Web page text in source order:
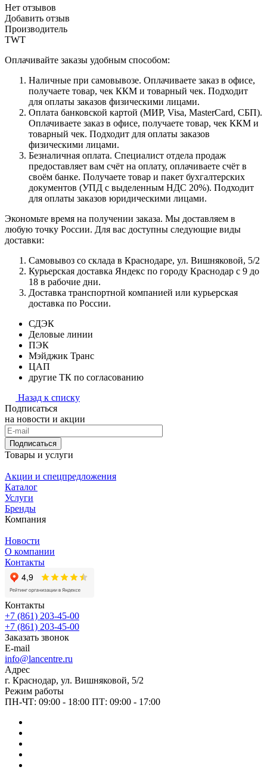
Нет отзывов
Добавить отзыв
Производитель
TWT
Оплачивайте заказы удобным способом:
Наличные при самовывозе. Оплачиваете заказ в офисе,
получаете товар, чек ККМ и товарный чек. Подходит
для оплаты заказов физическими лицами.
Оплата банковской картой (МИР, Visa, MasterCard, СБП).
Оплачиваете заказ в офисе, получаете товар, чек ККМ и
товарный чек. Подходит для оплаты заказов
физическими лицами.
Безналичная оплата. Специалист отдела продаж
предоставляет вам счёт на оплату, оплачиваете счёт в
своём банке. Получаете товар и пакет бухгалтерских
документов (УПД с выделенным НДС 20%). Подходит
для оплаты заказов юридическими лицами.
Экономьте время на получении заказа. Мы доставляем в
любую точку России. Для вас доступны следующие виды
доставки:
Самовывоз со склада в Краснодаре, ул. Вишняковой, 5/2
Курьерская доставка Яндекс по городу Краснодар с 9 до
18 в рабочие дни.
Доставка транспортной компанией или курьерская
доставка по России.
СДЭК
Деловые линии
ПЭК
Мэйджик Транс
ЦАП
другие ТК по согласованию
Назад к списку
Подписаться
на новости и акции
Подписаться
Товары и услуги
Акции и спецпредложения
Каталог
Услуги
Бренды
Компания
Новости
О компании
Контакты
Контакты
+7 (861) 203-45-00
+7 (861) 203-45-00
Заказать звонок
E-mail
info@lancentre.ru
Адрес
г. Краснодар, ул. Вишняковой, 5/2
Режим работы
ПН-ЧТ: 09:00 - 18:00 ПТ: 09:00 - 17:00